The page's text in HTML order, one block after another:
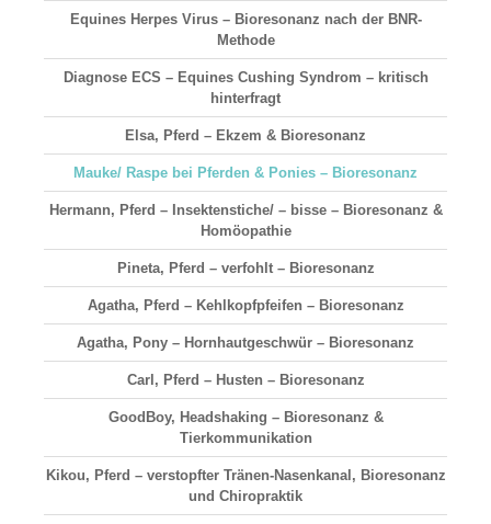
Equines Herpes Virus – Bioresonanz nach der BNR-
Methode
Diagnose ECS – Equines Cushing Syndrom – kritisch
hinterfragt
Elsa, Pferd – Ekzem & Bioresonanz
Mauke/ Raspe bei Pferden & Ponies – Bioresonanz
Hermann, Pferd – Insektenstiche/ – bisse – Bioresonanz &
Homöopathie
Pineta, Pferd – verfohlt – Bioresonanz
Agatha, Pferd – Kehlkopfpfeifen – Bioresonanz
Agatha, Pony – Hornhautgeschwür – Bioresonanz
Carl, Pferd – Husten – Bioresonanz
GoodBoy, Headshaking – Bioresonanz &
Tierkommunikation
Kikou, Pferd – verstopfter Tränen-Nasenkanal, Bioresonanz
und Chiropraktik